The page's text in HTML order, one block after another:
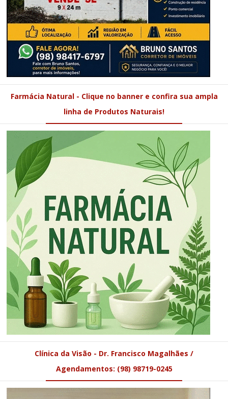
Farmácia Natural - Clique no banner e confira sua ampla
linha de Produtos Naturais!
Clínica da Visão - Dr. Francisco Magalhães /
Agendamentos: (98) 98719-0245